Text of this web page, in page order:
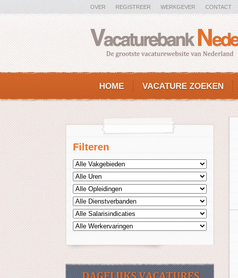
OVER REGISTREER WERKGEVER CONTACT
HOME VACATURE ZOEKEN
Filteren